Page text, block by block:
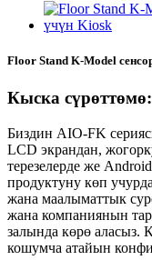
Floor Stand K-Model
Кыска сүрөттөмө:
Биздин AIO-FK
LCD экрандан,
терезелерде же
продуктуну көп
жана маалыматтык
жана компаниянын
залында көрө аласыз.
кошумча атайын